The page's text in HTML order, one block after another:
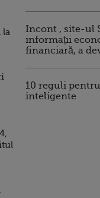
la
Incont , site-ul
informații
financiară, a
10 reguli
inteligente